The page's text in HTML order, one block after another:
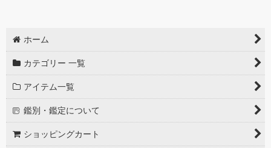
ホーム
カテゴリー 一覧
アイテム一覧
鑑別・鑑定について
ショッピングカート